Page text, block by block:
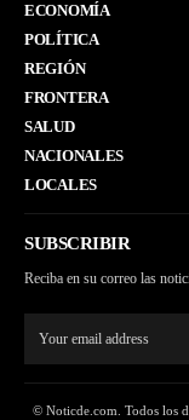
ECONOMÍA
POLÍTICA
REGIÓN
FRONTERA
SALUD
NACIONALES
LOCALES
SUBSCRIBIR
Reciba en su correo las
© Noticde.com. Todos los